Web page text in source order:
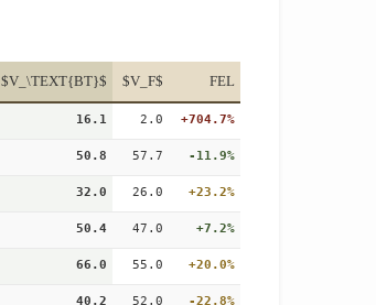
$V_\TEXT{BT}$ $V_F$ FEL
16.1 2.0 +704.7%
50.8 57.7 -11.9%
32.0 26.0 +23.2%
50.4 47.0 +7.2%
66.0 55.0 +20.0%
40.2 52.0 -22.8%